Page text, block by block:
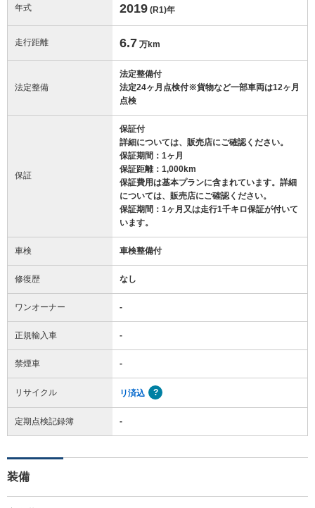
年式 2019 (R1)年
走行距離 6.7 万km
法定整備
法定整備付
法定24ヶ月点検付※貨物など一部車両は12ヶ月
点検
保証
保証付
詳細については、販売店にご確認ください。
保証期間：1ヶ月
保証距離：1,000km
保証費用は基本プランに含まれています。詳細
については、販売店にご確認ください。
保証期間：1ヶ月又は走行1千キロ保証が付いて
います。
車検 車検整備付
修復歴 なし
ワンオーナー -
正規輸入車 -
禁煙車 -
リサイクル リ済込
定期点検記録簿 -
装備